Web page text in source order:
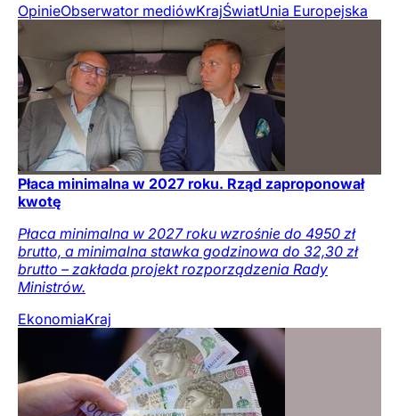
OpinieObserwator mediówKrajŚwiatUnia Europejska
Płaca minimalna w 2027 roku. Rząd zaproponował
kwotę
Płaca minimalna w 2027 roku wzrośnie do 4950 zł
brutto, a minimalna stawka godzinowa do 32,30 zł
brutto – zakłada projekt rozporządzenia Rady
Ministrów.
EkonomiaKraj